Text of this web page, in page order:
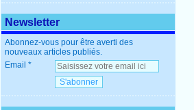
Newsletter
Abonnez-vous pour être averti des
nouveaux articles publiés.
Email